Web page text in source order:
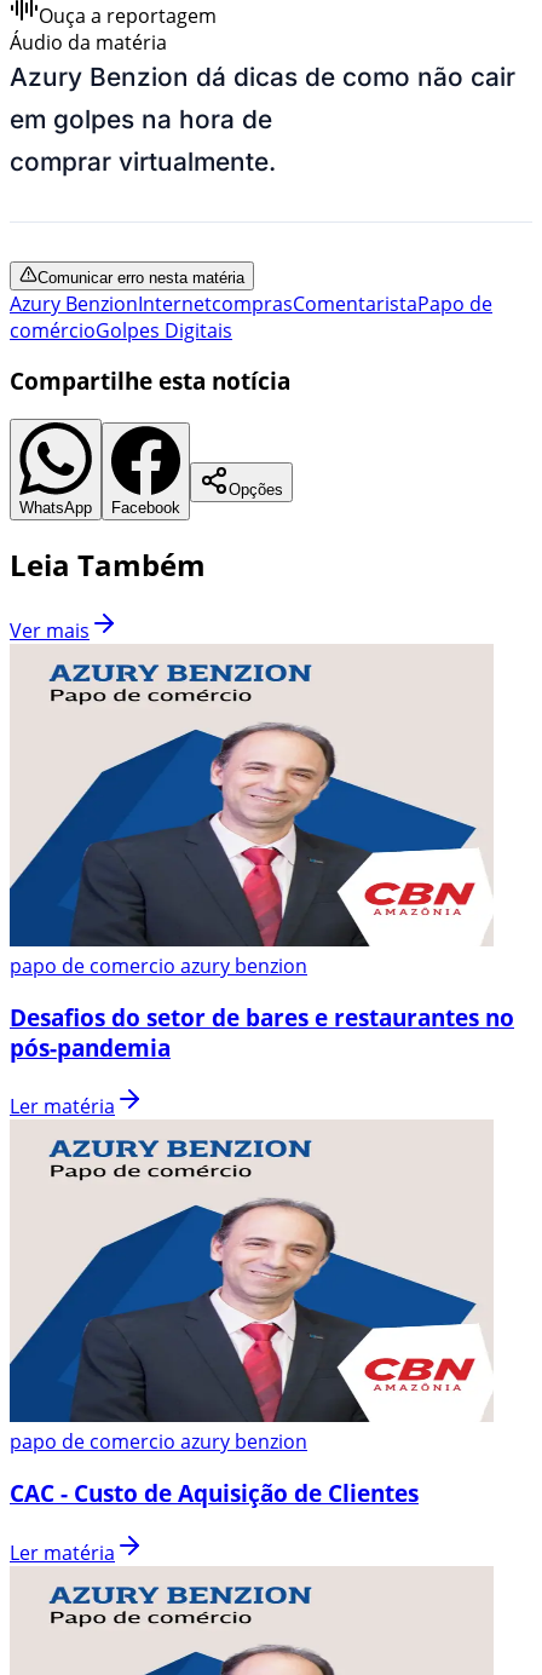
Ouça a reportagem
Áudio da matéria
Azury Benzion dá dicas de como não cair
em golpes na hora de
comprar virtualmente.
Comunicar erro nesta matéria
Azury BenzionInternetcomprasComentaristaPapo de
comércioGolpes Digitais
Compartilhe esta notícia
WhatsApp Facebook
Opções
Leia Também
Ver mais
papo de comercio azury benzion
Desafios do setor de bares e restaurantes no
pós-pandemia
Ler matéria
papo de comercio azury benzion
CAC - Custo de Aquisição de Clientes
Ler matéria